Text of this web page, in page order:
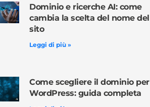
Dominio e ricerche AI: come
cambia la scelta del nome del
sito
Leggi di più »
Come scegliere il dominio per
WordPress: guida completa